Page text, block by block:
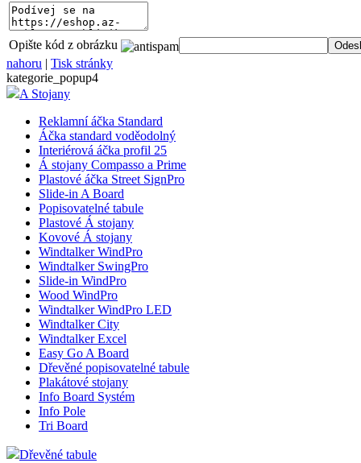
Opište kód z obrázku
nahoru | Tisk stránky
kategorie_popup4
A Stojany
Reklamní áčka Standard
Áčka standard voděodolný
Interiérová áčka profil 25
Á stojany Compasso a Prime
Plastové áčka Street SignPro
Slide-in A Board
Popisovatelné tabule
Plastové Á stojany
Kovové Á stojany
Windtalker WindPro
Windtalker SwingPro
Slide-in WindPro
Wood WindPro
Windtalker WindPro LED
Windtalker City
Windtalker Excel
Easy Go A Board
Dřevěné popisovatelné tabule
Plakátové stojany
Info Board Systém
Info Pole
Tri Board
Dřevěné tabule